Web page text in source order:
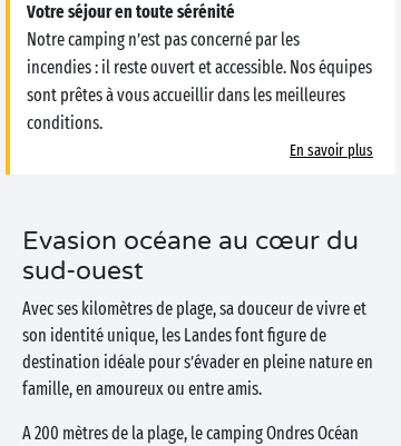
Votre séjour en toute sérénité
Notre camping n’est pas concerné par les
incendies : il reste ouvert et accessible. Nos équipes
sont prêtes à vous accueillir dans les meilleures
conditions.
En savoir plus
Evasion océane au cœur du
sud-ouest
Avec ses kilomètres de plage, sa douceur de vivre et
son identité unique, les Landes font figure de
destination idéale pour s’évader en pleine nature en
famille, en amoureux ou entre amis.
A 200 mètres de la plage, le camping Ondres Océan